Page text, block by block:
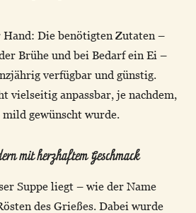
Die benötigten Zutaten –
Brühe und bei Bedarf ein Ei –
verfügbar und günstig.
vielseitig anpassbar, je nachdem,
gewünscht wurde.
mit herzhaftem Geschmack
Suppe liegt – wie der Name
des Grießes. Dabei wurde